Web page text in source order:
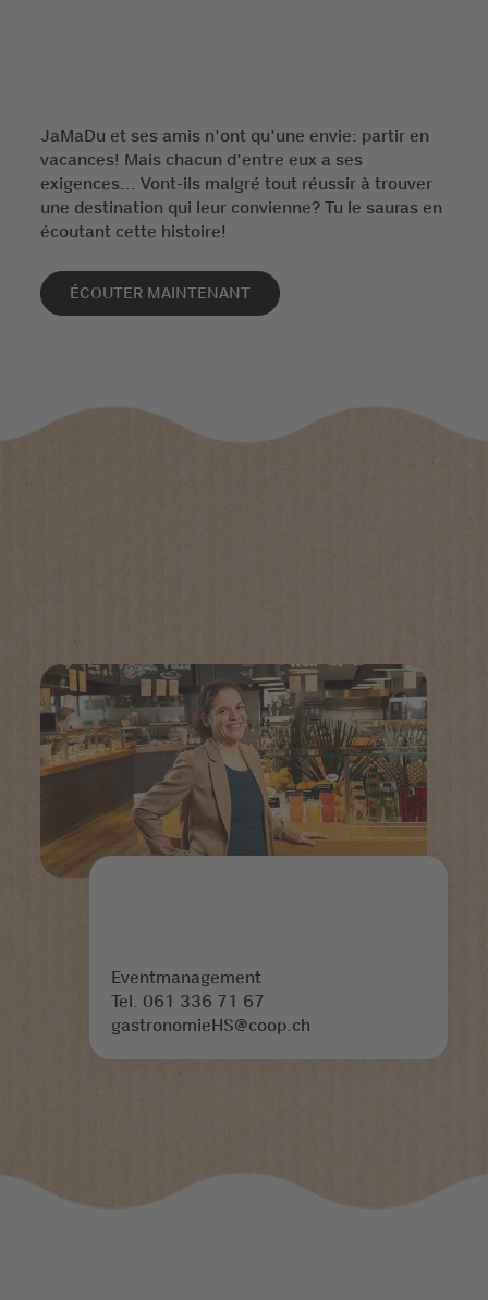
JaMaDu et ses amis n'ont qu'une envie: partir en
vacances! Mais chacun d'entre eux a ses
exigences... Vont-ils malgré tout réussir à trouver
une destination qui leur convienne? Tu le sauras en
écoutant cette histoire!
ÉCOUTER MAINTENANT
Eventmanagement
Tel. 061 336 71 67
gastronomieHS@coop.ch